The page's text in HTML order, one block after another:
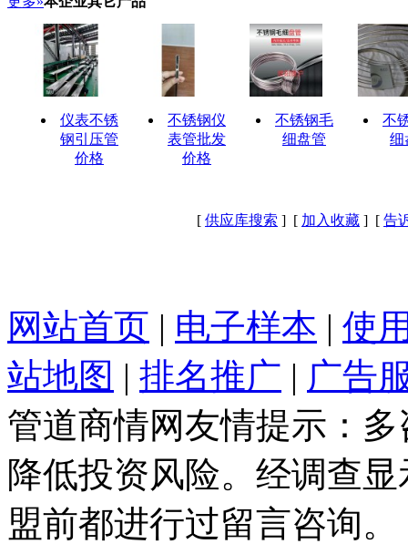
仪表不锈
钢引压管
价格
不锈钢仪
表管批发
价格
不锈钢毛
细盘管
不
细
[ 供应库搜索 ] [ 加入收藏 ] [ 告
网站首页 | 电子样本 | 使
站地图 | 排名推广 | 广告
管道商情网友情提示：
降低投资风险。经调查
盟前都进行过留言咨询。